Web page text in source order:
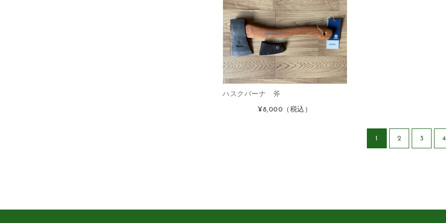
ハスクバーナ 斧
¥8,000 （税込）
1 2 3 4